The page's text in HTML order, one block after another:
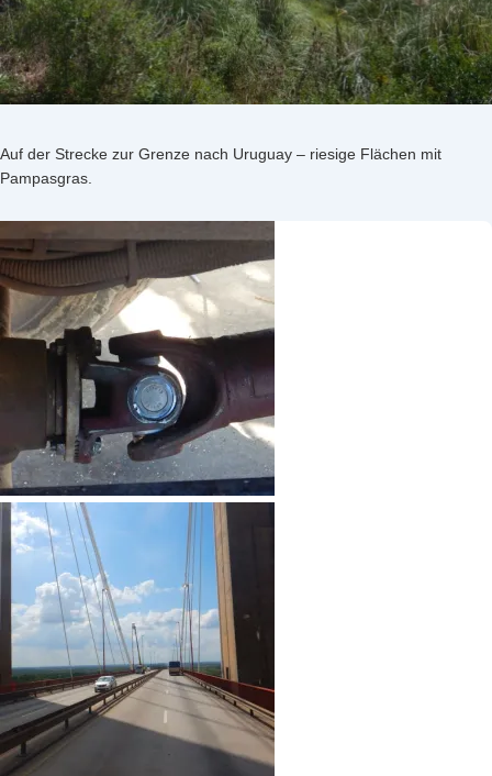
Auf der Strecke zur Grenze nach Uruguay – riesige Flächen mit
Pampasgras.